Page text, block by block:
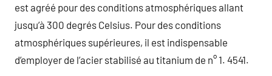
est agréé pour des conditions atmosphériques allant
jusqu’à 300 degrés Celsius. Pour des conditions
atmosphériques supérieures, il est indispensable
d’employer de l’acier stabilisé au titanium de n° 1. 4541.